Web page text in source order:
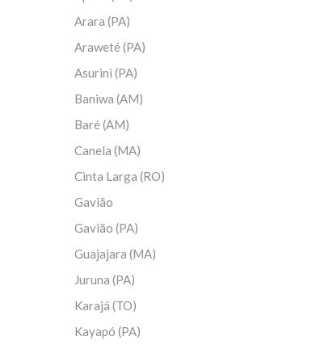
Arara (PA)
Araweté (PA)
Asurini (PA)
Baniwa (AM)
Baré (AM)
Canela (MA)
Cinta Larga (RO)
Gavião
Gavião (PA)
Guajajara (MA)
Juruna (PA)
Karajá (TO)
Kayapó (PA)